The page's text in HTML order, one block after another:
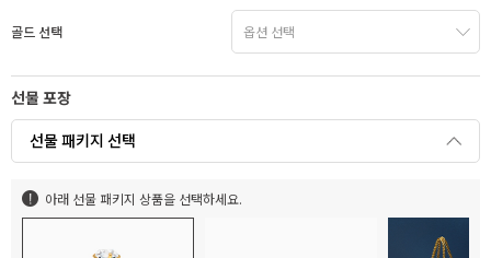
골드 선택
선물 포장
선물 패키지 선택
아래 선물 패키지 상품을 선택하세요.